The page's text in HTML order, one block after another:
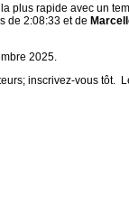
plus rapide avec un
de 2:08:33 et de
2025.
inscrivez-vous tôt.